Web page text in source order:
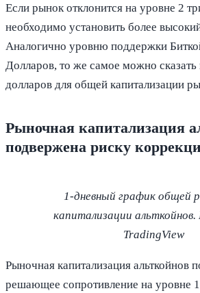
Если рынок отклонится на уровне 2
необходимо установить более
Аналогично уровню поддержки
Долларов, то же самое можно сказать
долларов для общей капитализации
Рыночная капитализация
подвержена риску
1-дневный график общей
капитализации
TradingView
Рыночная капитализация альткойнов
решающее сопротивление на уровне